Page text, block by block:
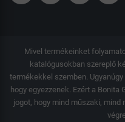
Mivel termékeinket
katalógusokban szereplő
termékekkel szemben.
hogy egyezzenek. Ezért a Bonita
jogot, hogy mind műszaki,